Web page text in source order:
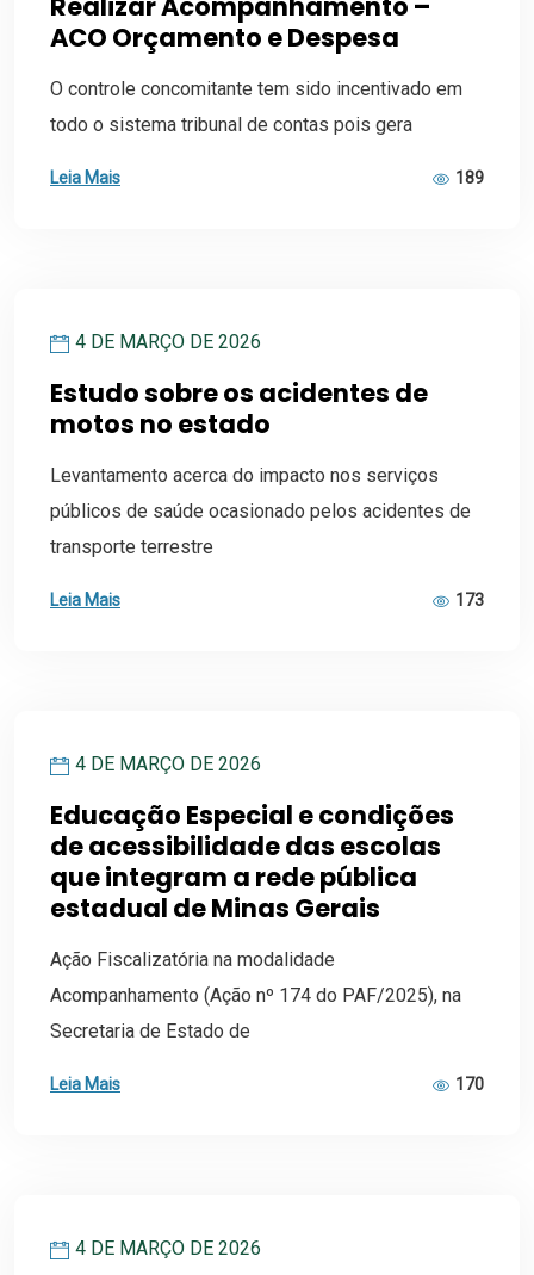
ACO Orçamento e Despesa
O controle concomitante tem sido incentivado em
todo o sistema tribunal de contas pois gera
Leia Mais 189
4 DE MARÇO DE 2026
Estudo sobre os acidentes de
motos no estado
Levantamento acerca do impacto nos serviços
públicos de saúde ocasionado pelos acidentes de
transporte terrestre
Leia Mais 173
4 DE MARÇO DE 2026
Educação Especial e condições
de acessibilidade das escolas
que integram a rede pública
estadual de Minas Gerais
Ação Fiscalizatória na modalidade
Acompanhamento (Ação nº 174 do PAF/2025), na
Secretaria de Estado de
Leia Mais 170
4 DE MARÇO DE 2026